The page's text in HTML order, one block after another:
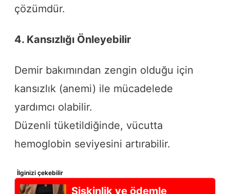
çözümdür.
4. Kansızlığı Önleyebilir
Demir bakımından zengin olduğu için
kansızlık (anemi) ile mücadelede
yardımcı olabilir.
Düzenli tüketildiğinde, vücutta
hemoglobin seviyesini artırabilir.
İlginizi çekebilir
Şişkinlik ve ödemle